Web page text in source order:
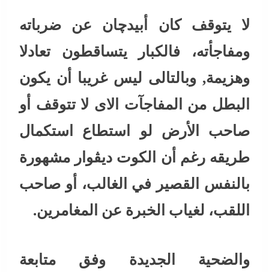
لا يتوقف كان أبيدچان عن ضرباته
ومفاجأته، فالكبار يتساقطون تعادلا
وهزيمة, وبالتالى ليس غريبا أن يكون
البطل من المفاجآت الاى لا تتوقف أو
صاحب الأرض لو استطاع استكمال
طريقه رغم أن الكوت ديڤوار مشهورة
بالنفس القصير في الغالب، أو صاحب
اللقب، لغياب الخبرة عن المغامرين.
والضحية الجديدة وفق متابعة